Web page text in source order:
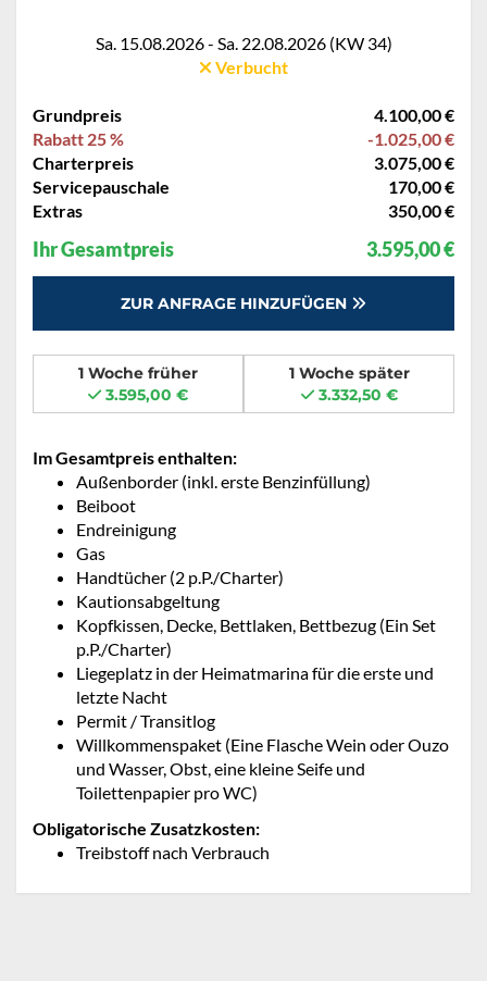
Sa. 15.08.2026 - Sa. 22.08.2026 (KW 34)
Verbucht
Grundpreis
4.100,00 €
Rabatt 25 %
-1.025,00 €
Charterpreis
3.075,00 €
Servicepauschale
170,00 €
Extras
350,00 €
Ihr Gesamtpreis 3.595,00 €
ZUR ANFRAGE HINZUFÜGEN
1 Woche früher
3.595,00 €
1 Woche später
3.332,50 €
Im Gesamtpreis enthalten:
Außenborder (inkl. erste Benzinfüllung)
Beiboot
Endreinigung
Gas
Handtücher (2 p.P./Charter)
Kautionsabgeltung
Kopfkissen, Decke, Bettlaken, Bettbezug (Ein Set
p.P./Charter)
Liegeplatz in der Heimatmarina für die erste und
letzte Nacht
Permit / Transitlog
Willkommenspaket (Eine Flasche Wein oder Ouzo
und Wasser, Obst, eine kleine Seife und
Toilettenpapier pro WC)
Obligatorische Zusatzkosten:
Treibstoff nach Verbrauch